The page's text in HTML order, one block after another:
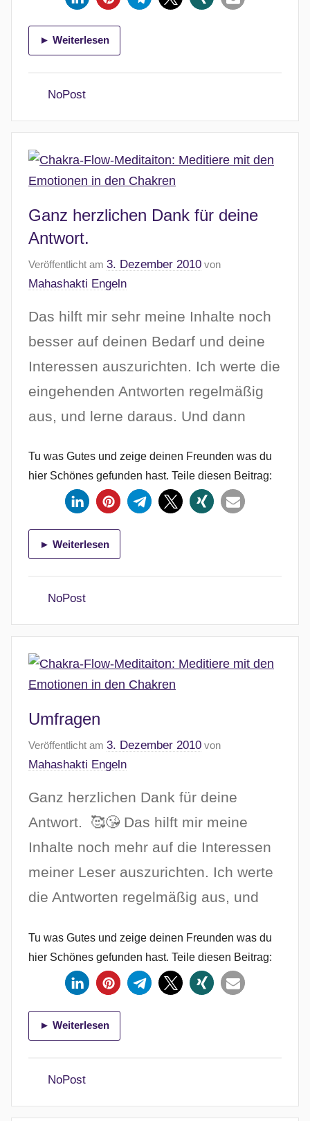
► Weiterlesen
NoPost
Ganz herzlichen Dank für deine
Antwort.
Veröffentlicht am 3. Dezember 2010 von
Mahashakti Engeln
Das hilft mir sehr meine Inhalte noch
besser auf deinen Bedarf und deine
Interessen auszurichten. Ich werte die
eingehenden Antworten regelmäßig
aus, und lerne daraus. Und dann
Tu was Gutes und zeige deinen Freunden was du
hier Schönes gefunden hast. Teile diesen Beitrag:
► Weiterlesen
NoPost
Umfragen
Veröffentlicht am 3. Dezember 2010 von
Mahashakti Engeln
Ganz herzlichen Dank für deine
Antwort. 🥰😘 Das hilft mir meine
Inhalte noch mehr auf die Interessen
meiner Leser auszurichten. Ich werte
die Antworten regelmäßig aus, und
Tu was Gutes und zeige deinen Freunden was du
hier Schönes gefunden hast. Teile diesen Beitrag:
► Weiterlesen
NoPost